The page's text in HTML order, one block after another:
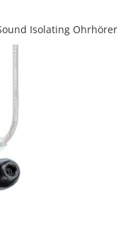
Isolating Ohrhörer